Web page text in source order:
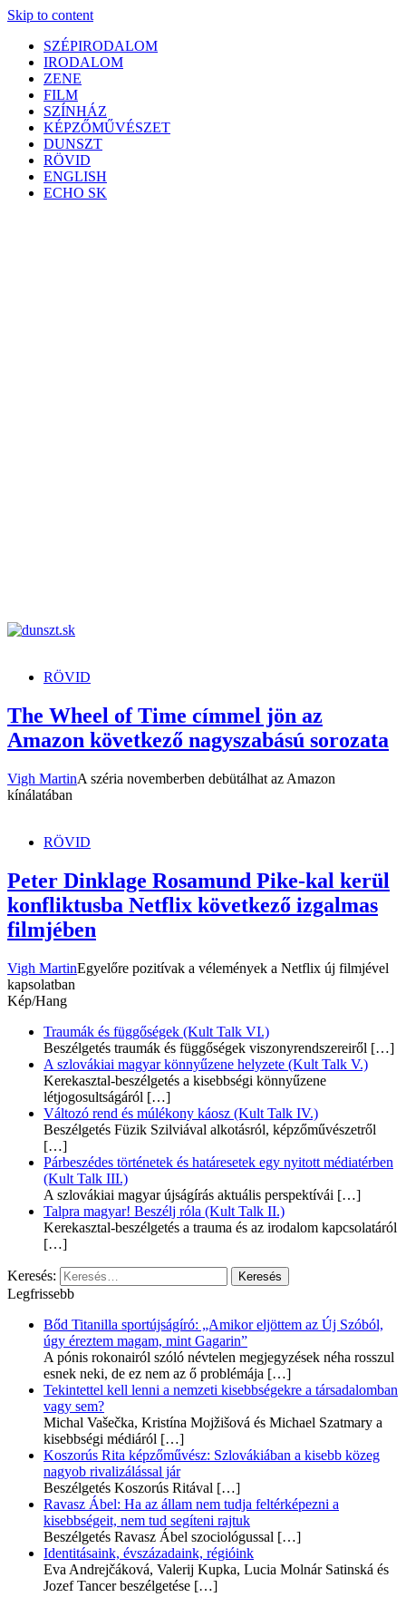
Skip to content
SZÉPIRODALOM
IRODALOM
ZENE
FILM
SZÍNHÁZ
KÉPZŐMŰVÉSZET
DUNSZT
RÖVID
ENGLISH
ECHO SK
RÖVID
The Wheel of Time címmel jön az
Amazon következő nagyszabású sorozata
Vigh MartinA széria novemberben debütálhat az Amazon
kínálatában
RÖVID
Peter Dinklage Rosamund Pike-kal kerül
konfliktusba Netflix következő izgalmas
filmjében
Vigh MartinEgyelőre pozitívak a vélemények a Netflix új filmjével
kapsolatban
Kép/Hang
Traumák és függőségek (Kult Talk VI.)
Beszélgetés traumák és függőségek viszonyrendszereiről […]
A szlovákiai magyar könnyűzene helyzete (Kult Talk V.)
Kerekasztal-beszélgetés a kisebbségi könnyűzene
létjogosultságáról […]
Változó rend és múlékony káosz (Kult Talk IV.)
Beszélgetés Füzik Szilviával alkotásról, képzőművészetről
[…]
Párbeszédes történetek és határesetek egy nyitott médiatérben
(Kult Talk III.)
A szlovákiai magyar újságírás aktuális perspektívái […]
Talpra magyar! Beszélj róla (Kult Talk II.)
Kerekasztal-beszélgetés a trauma és az irodalom kapcsolatáról
[…]
Keresés:
Legfrissebb
Bőd Titanilla sportújságíró: „Amikor eljöttem az Új Szóból,
úgy éreztem magam, mint Gagarin”
A pónis rokonairól szóló névtelen megjegyzések néha rosszul
esnek neki, de ez nem az ő problémája […]
Tekintettel kell lenni a nemzeti kisebbségekre a társadalomban
vagy sem?
Michal Vašečka, Kristína Mojžišová és Michael Szatmary a
kisebbségi médiáról […]
Koszorús Rita képzőművész: Szlovákiában a kisebb közeg
nagyob rivalizálással jár
Beszélgetés Koszorús Ritával […]
Ravasz Ábel: Ha az állam nem tudja feltérképezni a
kisebbségeit, nem tud segíteni rajtuk
Beszélgetés Ravasz Ábel szociológussal […]
Identitásaink, évszázadaink, régióink
Eva Andrejčáková, Valerij Kupka, Lucia Molnár Satinská és
Jozef Tancer beszélgetése […]